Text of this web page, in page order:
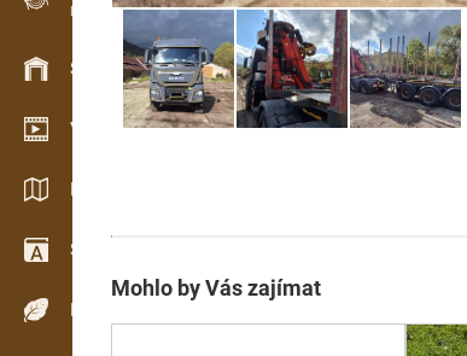
Evidence dřeva v terénu
Skladové hospodářství
Video showroom
Katalogy / Brožury
Slovník
Dřeviny
Mohlo by Vás zajímat